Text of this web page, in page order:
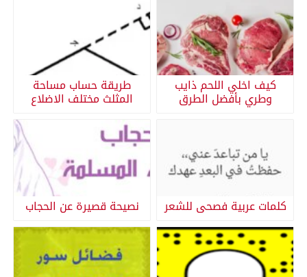
كيف اخلي اللحم ذايب
وطري بأفضل الطرق
طريقة حساب مساحة
المثلث مختلف الاضلاع
كلمات عربية فصحى للشعر نصيحة قصيرة عن الحجاب